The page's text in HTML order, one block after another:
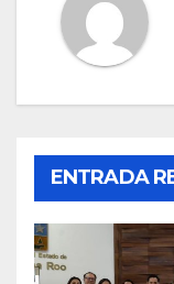
ENTRADA